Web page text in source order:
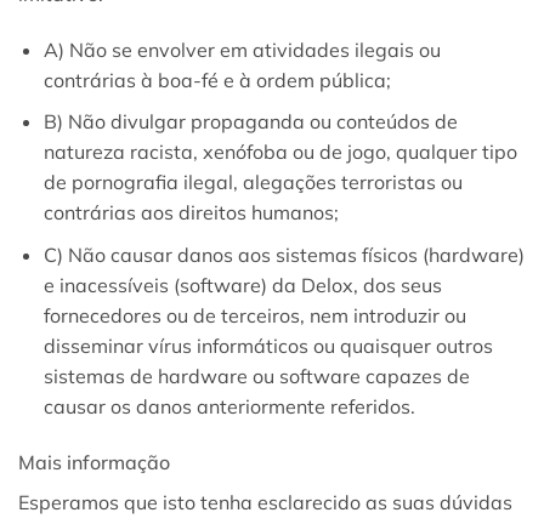
A) Não se envolver em atividades ilegais ou
contrárias à boa-fé e à ordem pública;
B) Não divulgar propaganda ou conteúdos de
natureza racista, xenófoba ou de jogo, qualquer tipo
de pornografia ilegal, alegações terroristas ou
contrárias aos direitos humanos;
C) Não causar danos aos sistemas físicos (hardware)
e inacessíveis (software) da Delox, dos seus
fornecedores ou de terceiros, nem introduzir ou
disseminar vírus informáticos ou quaisquer outros
sistemas de hardware ou software capazes de
causar os danos anteriormente referidos.
Mais informação
Esperamos que isto tenha esclarecido as suas dúvidas